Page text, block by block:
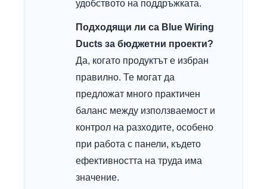
удобството на поддръжката.
Подходящи ли са Blue Wiring
Ducts за бюджетни проекти?
Да, когато продуктът е избран
правилно. Те могат да
предложат много практичен
баланс между използваемост и
контрол на разходите, особено
при работа с панели, където
ефективността на труда има
значение.